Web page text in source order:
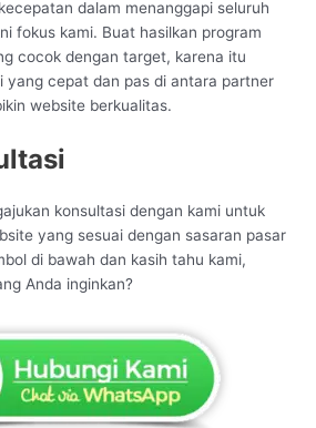
dalam menanggapi seluruh
fokus kami. Buat hasilkan program
cocok dengan target, karena itu
yang cepat dan pas di antara partner
website berkualitas.
konsultasi dengan kami untuk
yang sesuai dengan sasaran pasar
di bawah dan kasih tahu kami,
Anda inginkan?